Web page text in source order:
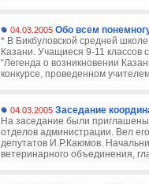
04.03.2005 Обо всем
* В Бикбуловской средней
Казани. Учащиеся 9-11 классов
“Легенда о возникновении
конкурсе, проведенном
04.03.2005 Заседание
На заседание были
отделов администрации. Вел
депутатов И.Р.Каюмов.
ветеринарного объединения,